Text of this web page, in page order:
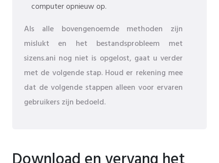
computer opnieuw op.
Als alle bovengenoemde methoden zijn
mislukt en het bestandsprobleem met
sizens.ani nog niet is opgelost, gaat u verder
met de volgende stap. Houd er rekening mee
dat de volgende stappen alleen voor ervaren
gebruikers zijn bedoeld.